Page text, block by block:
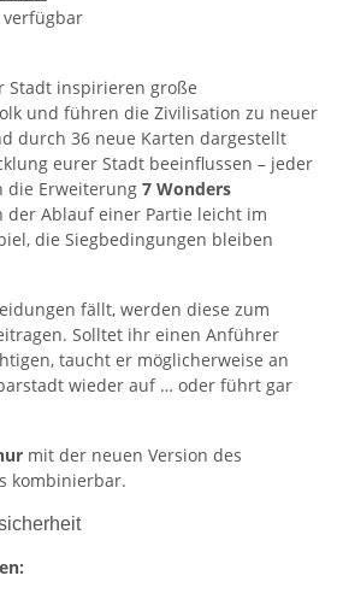
Stadt inspirieren große
und führen die Zivilisation zu neuer
durch 36 neue Karten dargestellt
eurer Stadt beeinflussen – jeder
die Erweiterung 7 Wonders
der Ablauf einer Partie leicht im
die Siegbedingungen bleiben
fällt, werden diese zum
Solltet ihr einen Anführer
taucht er möglicherweise an
wieder auf … oder führt gar
mit der neuen Version des
kombinierbar.